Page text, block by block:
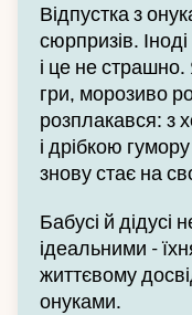
Відпустка з
сюрпризів.
і це не
гри, морозиво
розплакався: з
і дрібкою
знову стає на
Бабусі й дідусі
ідеальними -
життєвому
онуками.